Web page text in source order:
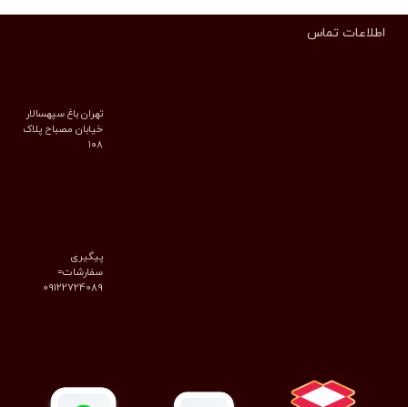
اطلاعات تماس
تهران باغ سپهسالار
خیابان مصباح پلاک
۱۰۸
پیگیری
سفارشات=
09122724089